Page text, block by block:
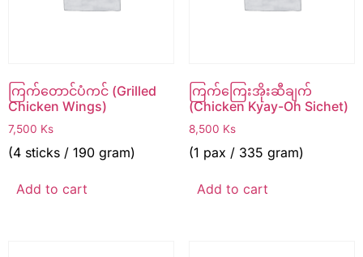
ကြက်တောင်ပံကင် (Grilled
Chicken Wings)
7,500 Ks
(4 sticks / 190 gram)
Add to cart
ကြက်ကြေးအိုးဆီချက်
(Chicken Kyay-Oh Sichet)
8,500 Ks
(1 pax / 335 gram)
Add to cart